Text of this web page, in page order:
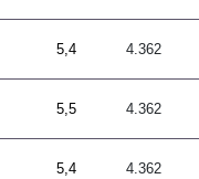
5,4 4.362
5,5 4.362
5,4 4.362